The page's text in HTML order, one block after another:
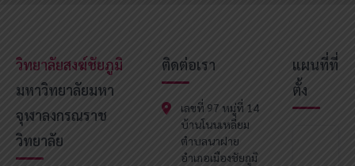
วิทยาลัยสงฆ์ชัยภูมิ
มหาวิทยาลัยมหา
จุฬาลงกรณราช
วิทยาลัย
ติดต่อเรา
เลขที่ 97 หมู่ที่ 14
บ้านโนนเหลี่ยม
ตำบลนาฝาย
อำเภอเมืองชัยภูมิ
แผนที่ที่
ตั้ง